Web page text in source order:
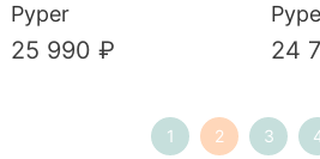
Pyper
25 990 ₽ 24
1 2 3